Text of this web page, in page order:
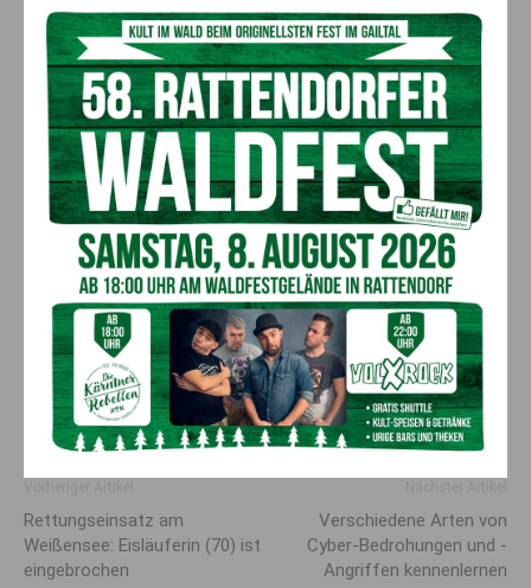
„Verursacht durch Materialfehler, kam es in den letzten Jahren
zu einer Häufung von Spiralenbrüchen des spanischen
Herstellers. Auch unsere Konsumentin war davon betroffen“,
erklärtHerwig Höfferer, Konsumentenschützer in der
Arbeiterkammer Kärnten. „Das Gericht bestätigte nun – unter
Hinzuziehen eines Sachverständigen – dass der Frau durch
die entstandenen physischen und psychischen Schmerzen ein
Schadenersatz von 2.500 Euro zusteht“, so der Jurist und fügt
an, dass das Unternehmen außerdem die gesamten
Verfahrenskosten übernehmen muss.
Herwig Höfferer, Konsumentenschützer in der Arbeiterkammer Kärnten
© AK_Jost&Bayer_Helge Bauer
Rettungs­einsatz am
Weißensee: Eisläuferin (70) ist
ein­gebrochen
Verschiedene Arten von
Cyber-Bedrohungen und -
Angriffen kennenlernen